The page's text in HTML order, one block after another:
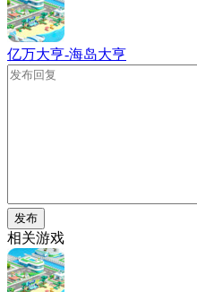
亿万大亨-海岛大亨
发布
相关游戏